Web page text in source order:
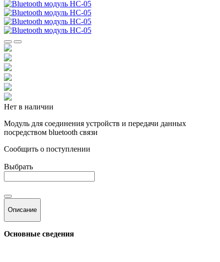
Нет в наличии
Модуль для соединения устройств и передачи данных
посредством bluetooth связи
Cообщить о поступлении
Выбрать
Описание
Основные сведения